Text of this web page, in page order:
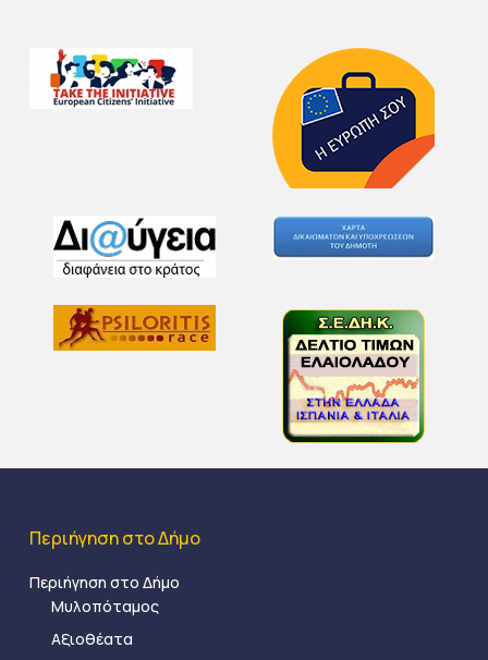
Περιήγηση στο Δήμο
Περιήγηση στο Δήμο
Μυλοπόταμος
Αξιοθέατα